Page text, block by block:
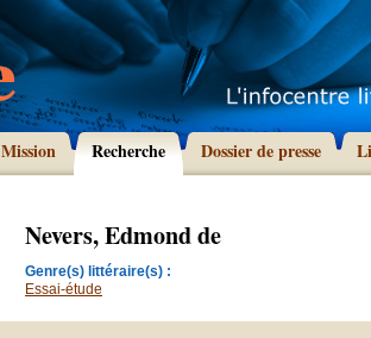
Mission Recherche Dossier de presse
Nevers, Edmond de
Genre(s) littéraire(s) :
Essai-étude